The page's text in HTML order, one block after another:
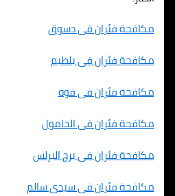
مكافحة فئران فى دسوق
مكافحة فئران فى بلطيم
مكافحة فئران فى فوه
مكافحة فئران فى الحامول
مكافحة فئران فى برج البرلس
مكافحة فئران فى سيدى سالم